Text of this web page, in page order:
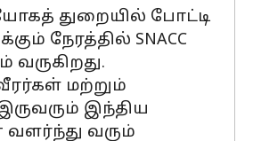
துறையில் போட்டி
நேரத்தில் SNACC
மற்றும்
இந்திய
வரும்